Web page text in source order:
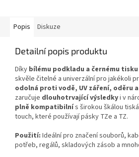
Popis Diskuze
Detailní popis produktu
Díky bílému podkladu a černému tisku
skvěle čitelné a univerzální pro jakékoli
odolná proti vodě, UV záření, oděru
zaručuje dlouhotrvající výsledkyi v
plně kompatibilnís širokou škálou
touch, které používají pásky TZe a TZ.
Použití: Ideální pro značení souborů,
potřeb, regálů, skladových zásob a